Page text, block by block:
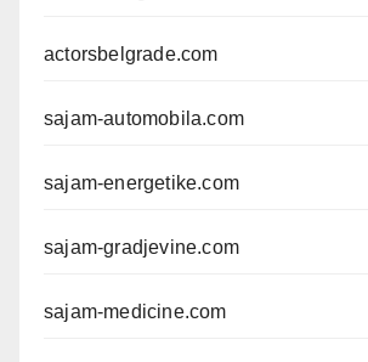
actorsbelgrade.com
sajam-automobila.com
sajam-energetike.com
sajam-gradjevine.com
sajam-medicine.com